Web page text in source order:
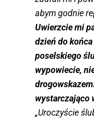
abym godnie
Uwierzcie mi
dzień do końca
poselskiego
wypowiecie,
wystarczająco
„Uroczyście